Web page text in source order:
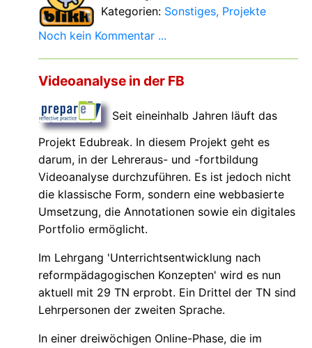
Kategorien: Sonstiges Projekte
Noch kein Kommentar ...
Videoanalyse in der FB
Seit eineinhalb Jahren läuft das
Projekt Edubreak. In diesem Projekt geht es
darum, in der Lehreraus- und -fortbildung
Videoanalyse durchzuführen. Es ist jedoch nicht
die klassische Form, sondern eine webbasierte
Umsetzung, die Annotationen sowie ein digitales
Portfolio ermöglicht.
Im Lehrgang 'Unterrichtsentwicklung nach
reformpädagogischen Konzepten' wird es nun
aktuell mit 29 TN erprobt. Ein Drittel der TN sind
Lehrpersonen der zweiten Sprache.
In einer dreiwöchigen Online-Phase, die im